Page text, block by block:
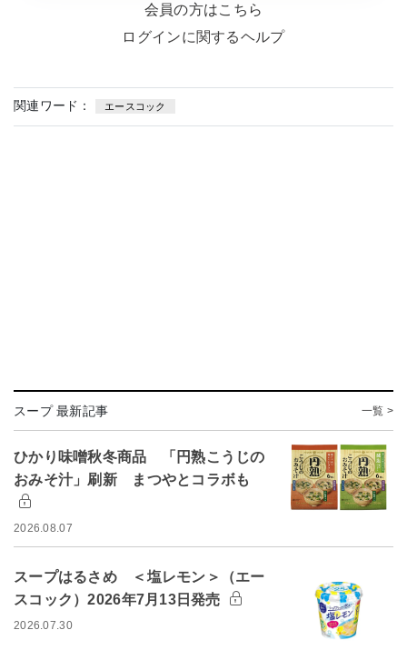
会員の方はこちら
ログインに関するヘルプ
関連ワード： エースコック
スープ 最新記事 一覧 >
ひかり味噌秋冬商品 「円熟こうじの
おみそ汁」刷新 まつやとコラボも
2026.08.07
スープはるさめ ＜塩レモン＞（エー
スコック）2026年7月13日発売
2026.07.30